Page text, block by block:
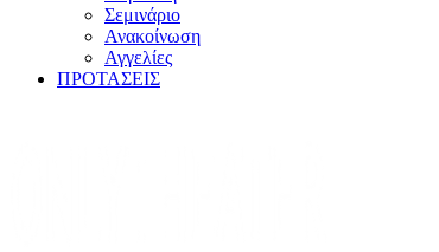
Σεμινάριο
Ανακοίνωση
Αγγελίες
ΠΡΟΤΑΣΕΙΣ